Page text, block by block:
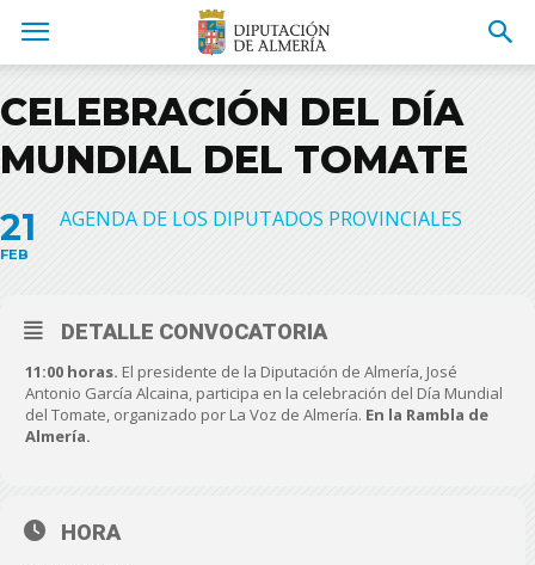
CELEBRACIÓN DEL DÍA
MUNDIAL DEL TOMATE
21
FEB
AGENDA DE LOS DIPUTADOS PROVINCIALES
DETALLE CONVOCATORIA
11:00 horas. El presidente de la Diputación de Almería, José
Antonio García Alcaina, participa en la celebración del Día Mundial
del Tomate, organizado por La Voz de Almería. En la Rambla de
Almería.
HORA